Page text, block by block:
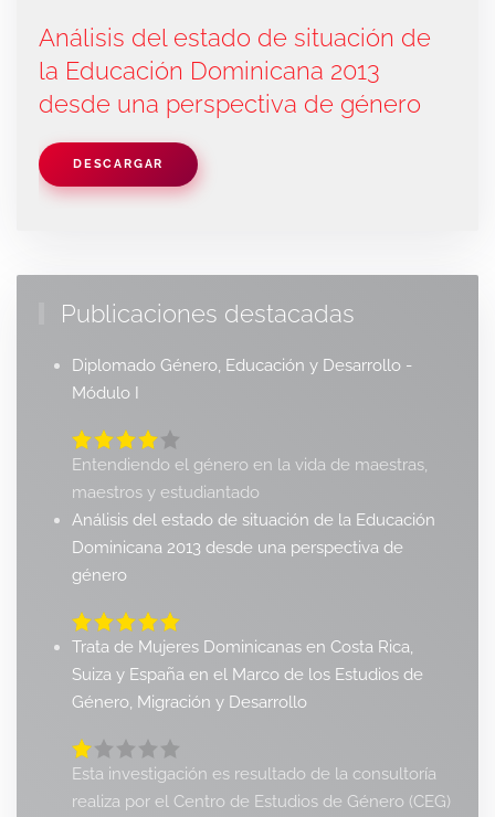
Análisis del estado de situación de
la Educación Dominicana 2013
desde una perspectiva de género
DESCARGAR
Publicaciones destacadas
Diplomado Género, Educación y Desarrollo -
Módulo I
Entendiendo el género en la vida de maestras,
maestros y estudiantado
Análisis del estado de situación de la Educación
Dominicana 2013 desde una perspectiva de
género
Trata de Mujeres Dominicanas en Costa Rica,
Suiza y España en el Marco de los Estudios de
Género, Migración y Desarrollo
Esta investigación es resultado de la consultoría
realiza por el Centro de Estudios de Género (CEG)